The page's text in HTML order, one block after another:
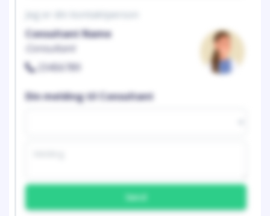
Jeg er din kontaktperson
Consultant Name
Consultant
23456789
Din melding til Consultant
Send